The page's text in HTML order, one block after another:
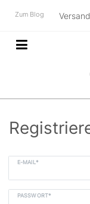
Zum Blog
E-MAIL*
PASSWORT*